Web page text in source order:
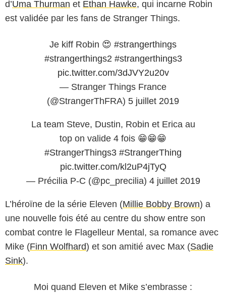
d’Uma Thurman et Ethan Hawke, qui incarne Robin
est validée par les fans de Stranger Things.
Je kiff Robin 😍 #strangerthings
#strangerthings2 #strangerthings3
pic.twitter.com/3dJVY2u20v
— Stranger Things France
(@StrangerThFRA) 5 juillet 2019
La team Steve, Dustin, Robin et Erica au
top on valide 4 fois 😁😁😁
#StrangerThings3 #StrangerThing
pic.twitter.com/kl2uP4jTyQ
— Précilia P-C (@pc_precilia) 4 juillet 2019
L’héroïne de la série Eleven (Millie Bobby Brown) a
une nouvelle fois été au centre du show entre son
combat contre le Flagelleur Mental, sa romance avec
Mike (Finn Wolfhard) et son amitié avec Max (Sadie
Sink).
Moi quand Eleven et Mike s’embrasse :